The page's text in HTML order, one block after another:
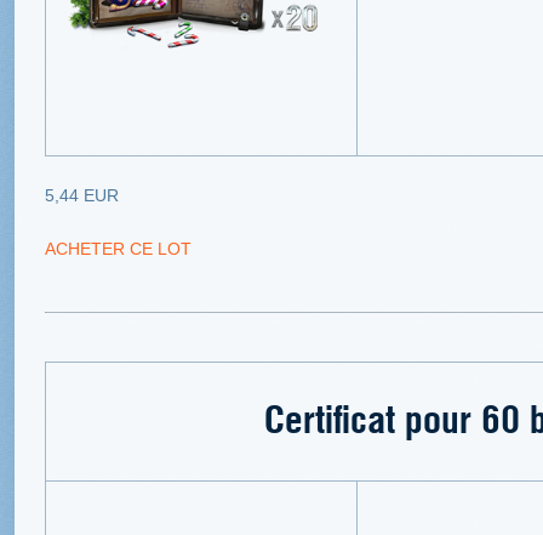
5,44 EUR
ACHETER CE LOT
Certificat pour 60